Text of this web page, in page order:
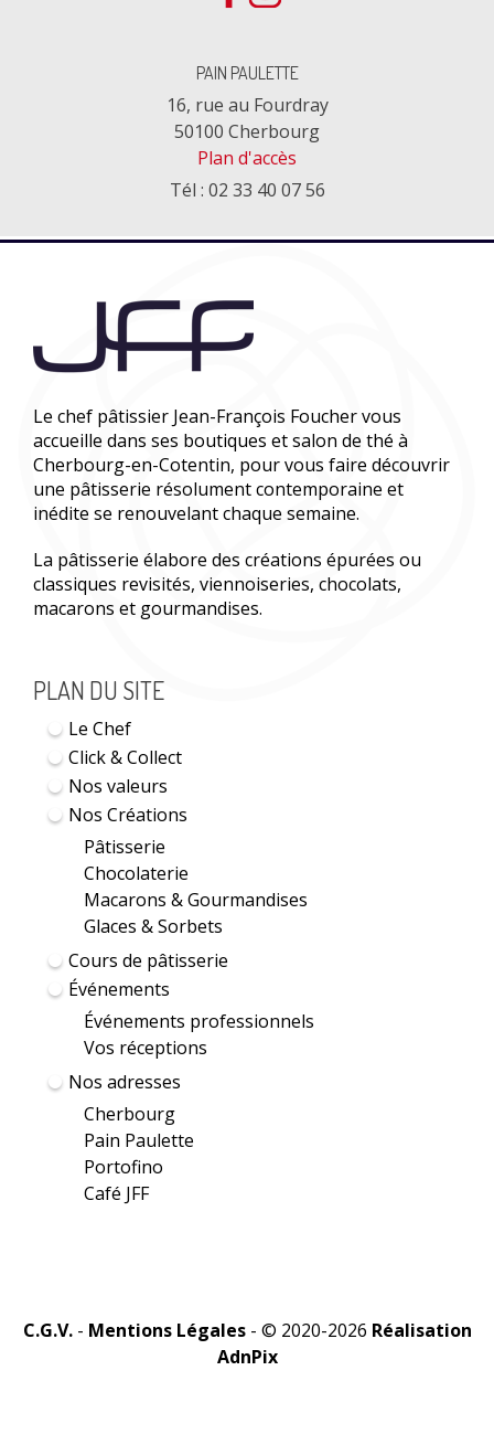
PAIN PAULETTE
16, rue au Fourdray
50100 Cherbourg
Plan d'accès
Tél : 02 33 40 07 56
Le chef pâtissier Jean-François Foucher vous
accueille dans ses boutiques et salon de thé à
Cherbourg-en-Cotentin, pour vous faire découvrir
une pâtisserie résolument contemporaine et
inédite se renouvelant chaque semaine.
La pâtisserie élabore des créations épurées ou
classiques revisités, viennoiseries, chocolats,
macarons et gourmandises.
PLAN DU SITE
Le Chef
Click & Collect
Nos valeurs
Nos Créations
Pâtisserie
Chocolaterie
Macarons & Gourmandises
Glaces & Sorbets
Cours de pâtisserie
Événements
Événements professionnels
Vos réceptions
Nos adresses
Cherbourg
Pain Paulette
Portofino
Café JFF
C.G.V.- Mentions Légales- © 2020-2026 Réalisation
AdnPix